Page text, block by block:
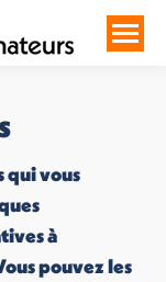
qui vous
à
pouvez les